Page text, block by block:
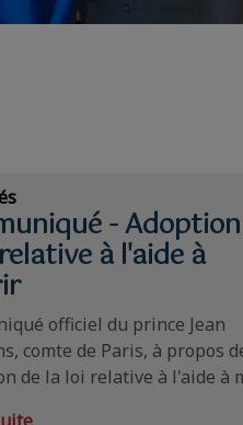
-
à l'aide à
officiel du prince Jean
comte de Paris, à propos
de la loi relative à l'aide à